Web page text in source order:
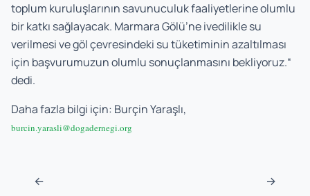
toplum kuruluşlarının savunuculuk faaliyetlerine olumlu
bir katkı sağlayacak. Marmara Gölü’ne ivedilikle su
verilmesi ve göl çevresindeki su tüketiminin azaltılması
için başvurumuzun olumlu sonuçlanmasını bekliyoruz.“
dedi.
Daha fazla bilgi için: Burçin Yaraşlı,
burcin.yarasli@dogadernegi.org
Post navigation
← →